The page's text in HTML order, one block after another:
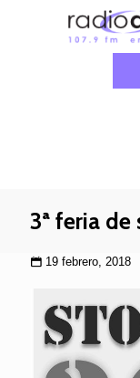
3ª feria
19 febrero, 2018